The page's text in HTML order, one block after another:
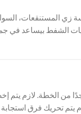
زي المستنقعات،
بيساعد في جمع
من الخطة. لازم
تحريك فرق استجابة